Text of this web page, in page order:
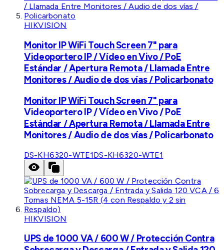
HIKVISION
Monitor IP WiFi Touch Screen 7" para
Videoportero IP / Vídeo en Vivo / PoE
Estándar / Apertura Remota / Llamada Entre
Monitores / Audio de dos vías / Policarbonato
Monitor IP WiFi Touch Screen 7" para
Videoportero IP / Vídeo en Vivo / PoE
Estándar / Apertura Remota / Llamada Entre
Monitores / Audio de dos vías / Policarbonato
DS-KH6320-WTE1DS-KH6320-WTE1
HIKVISION
UPS de 1000 VA / 600 W / Protección Contra